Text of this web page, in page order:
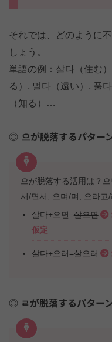
それでは、どのように
しょう。
単語の例：살다（住む
る）, 멀다（遠い）, 풀
（知る）…
으が脱落するパター
으が脱落する活用は？
서/면서, 으며/며, 으라고/
살다+으면=살으면
仮定
살다+으러=살으러
ㄹが脱落するパター